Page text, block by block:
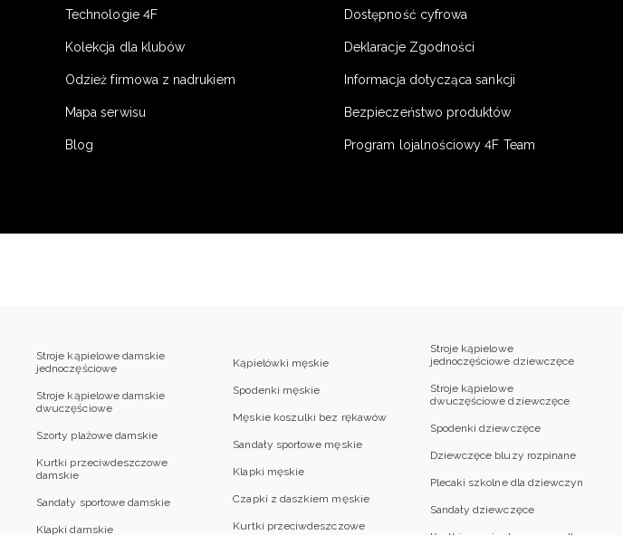
Technologie 4F
Kolekcja dla klubów
Odzież firmowa z nadrukiem
Mapa serwisu
Blog
Dostępność cyfrowa
Deklaracje Zgodności
Informacja dotycząca sankcji
Bezpieczeństwo produktów
Program lojalnościowy 4F Team
Stroje kąpielowe damskie
jednoczęściowe
Stroje kąpielowe damskie
dwuczęściowe
Szorty plażowe damskie
Kurtki przeciwdeszczowe
damskie
Sandały sportowe damskie
Klapki damskie
Kąpielówki męskie
Spodenki męskie
Męskie koszulki bez rękawów
Sandały sportowe męskie
Klapki męskie
Czapki z daszkiem męskie
Kurtki przeciwdeszczowe
Stroje kąpielowe
jednoczęściowe dziewczęce
Stroje kąpielowe
dwuczęściowe dziewczęce
Spodenki dziewczęce
Dziewczęce bluzy rozpinane
Plecaki szkolne dla dziewczyn
Sandały dziewczęce